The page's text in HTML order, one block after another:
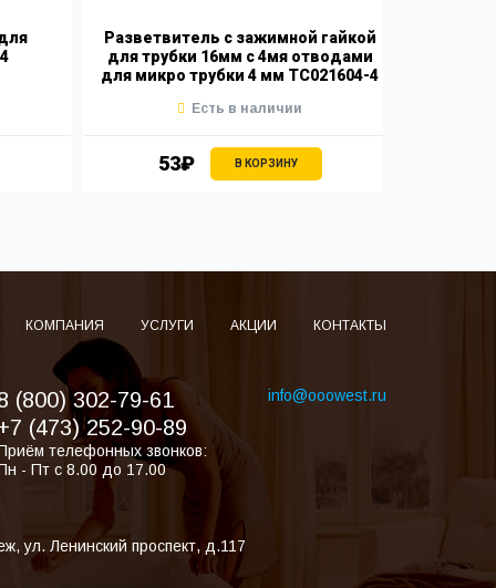
Разветвитель с зажимной гайкой
для трубки 16мм с 4мя отводами
для микро трубки 4 мм TC021604-4
53₽ В КОРЗИНУ
Есть в наличии
КОМПАНИЯ УСЛУГИ АКЦИИ КОНТАКТЫ
(800) 302-79-61
(473) 252-90-89
телефонных звонков:
- Пт с 8.00 до 17.00
info@ooowest.ru
,ул. Ленинский проспект, д.117